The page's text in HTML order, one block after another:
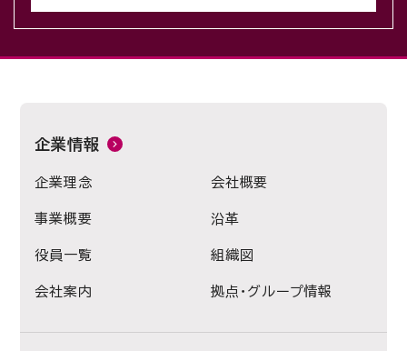
企業情報
企業理念 会社概要
事業概要 沿革
役員一覧 組織図
会社案内 拠点・グループ情報